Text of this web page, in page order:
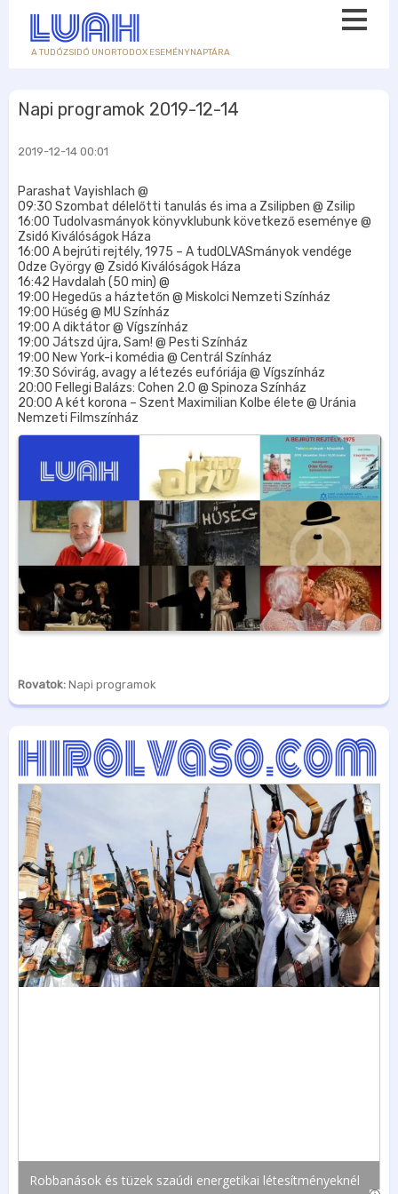
A TUDÓZSIDÓ UNORTODOX ESEMÉNYNAPTÁRA
Napi programok 2019-12-14
2019-12-14 00:01
Parashat Vayishlach @
09:30 Szombat délelőtti tanulás és ima a Zsilipben @ Zsilip
16:00 Tudolvasmányok könyvklubunk következő eseménye @
Zsidó Kiválóságok Háza
16:00 A bejrúti rejtély, 1975 – A tudOLVASmányok vendége
Odze György @ Zsidó Kiválóságok Háza
16:42 Havdalah (50 min) @
19:00 Hegedűs a háztetőn @ Miskolci Nemzeti Színház
19:00 Hűség @ MU Színház
19:00 A diktátor @ Vígszínház
19:00 Játszd újra, Sam! @ Pesti Színház
19:00 New York-i komédia @ Centrál Színház
19:30 Sóvirág, avagy a létezés eufóriája @ Vígszínház
20:00 Fellegi Balázs: Cohen 2.0 @ Spinoza Színház
20:00 A két korona – Szent Maximilian Kolbe élete @ Uránia
Nemzeti Filmszínház
Rovatok: Napi programok